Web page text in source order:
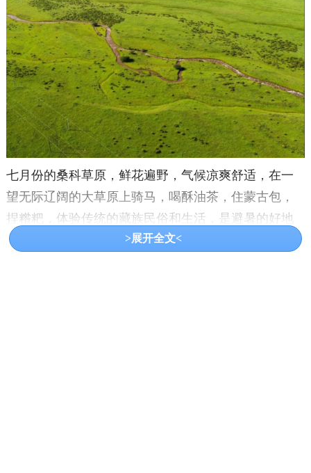
七月份的桑科草原，鲜花遍野，气候凉爽舒适，在一
望无际辽阔的大草原上骑马，喝酥油茶，住蒙古包，
捏糌粑，体验传统的藏族民俗和生活，是避暑的好地
方，也是7月国内旅游最佳去处。
>展开全文<